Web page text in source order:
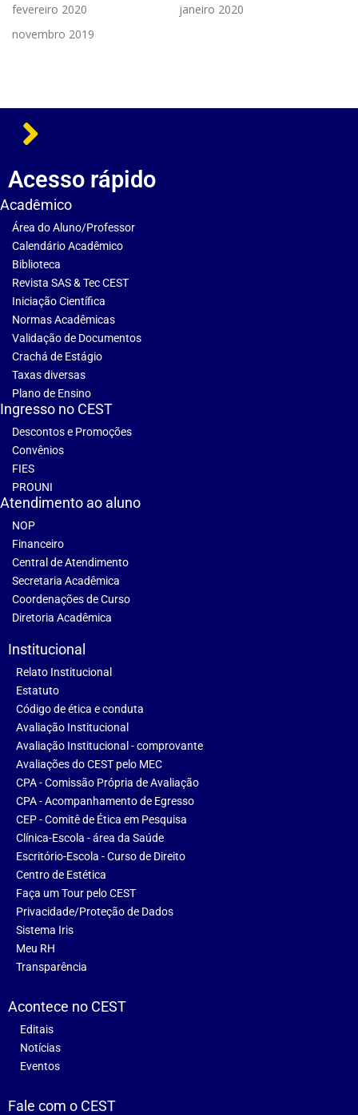
fevereiro 2020
janeiro 2020
novembro 2019
Acesso rápido
Acadêmico
Área do Aluno/Professor
Calendário Acadêmico
Biblioteca
Revista SAS & Tec CEST
Iniciação Científica
Normas Acadêmicas
Validação de Documentos
Crachá de Estágio
Taxas diversas
Plano de Ensino
Ingresso no CEST
Descontos e Promoções
Convênios
FIES
PROUNI
Atendimento ao aluno
NOP
Financeiro
Central de Atendimento
Secretaria Acadêmica
Coordenações de Curso
Diretoria Acadêmica
Institucional
Relato Institucional
Estatuto
Código de ética e conduta
Avaliação Institucional
Avaliação Institucional - comprovante
Avaliações do CEST pelo MEC
CPA - Comissão Própria de Avaliação
CPA - Acompanhamento de Egresso
CEP - Comitê de Ética em Pesquisa
Clínica-Escola - área da Saúde
Escritório-Escola - Curso de Direito
Centro de Estética
Faça um Tour pelo CEST
Privacidade/Proteção de Dados
Sistema Iris
Meu RH
Transparência
Acontece no CEST
Editais
Notícias
Eventos
Fale com o CEST